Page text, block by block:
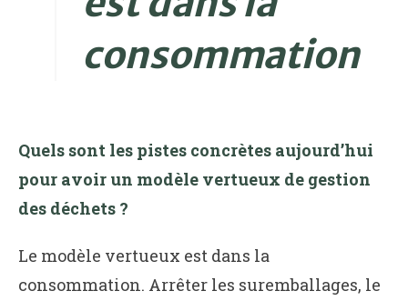
consommation
Quels sont les pistes concrètes aujourd’hui
pour avoir un modèle vertueux de gestion
des déchets ?
Le modèle vertueux est dans la
consommation. Arrêter les suremballages, le